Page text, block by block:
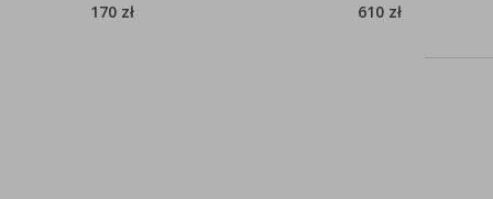
170 zł 610 zł